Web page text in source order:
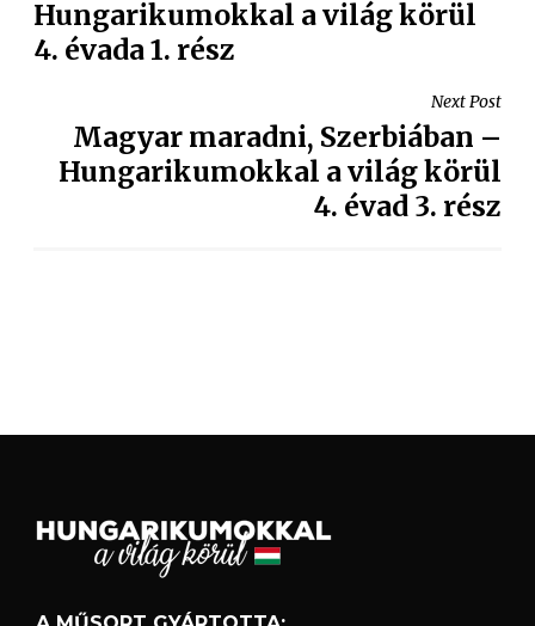
Hungarikumokkal a világ körül
4. évada 1. rész
Next Post
Magyar maradni, Szerbiában –
Hungarikumokkal a világ körül
4. évad 3. rész